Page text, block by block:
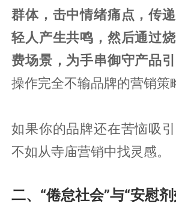
群体，击中情绪痛点，传
轻人产生共鸣，然后通过
费场景，为手串御守产品
操作完全不输品牌的营销策
如果你的品牌还在苦恼吸
不如从寺庙营销中找灵感。
二、“倦怠社会”与“安慰